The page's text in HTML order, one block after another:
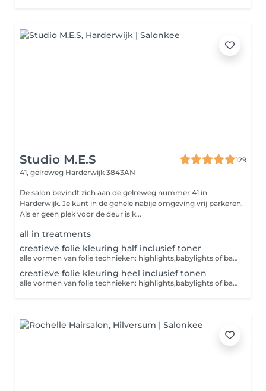
Studio M.E.S
129
41, gelreweg Harderwijk 3843AN
De salon bevindt zich aan de gelreweg nummer 41 in
Harderwijk. Je kunt in de gehele nabije omgeving vrij parkeren.
Als er geen plek voor de deur is k...
all in treatments
creatieve folie kleuring half inclusief toner
alle vormen van folie technieken: highlights,babylights of balayage. zonder tonen , boek deze bij indien gewenst.
creatieve folie kleuring heel inclusief tonen
alle vormen van folie technieken: highlights,babylights of balayage. zonder tonen , boek deze bij indien gewenst.